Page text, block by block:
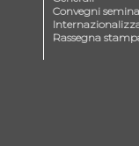
Convegni
Rassegna